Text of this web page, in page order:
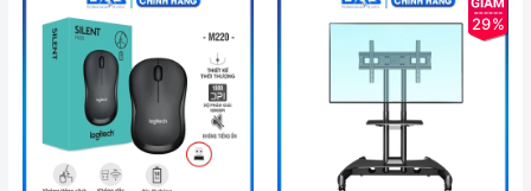
Thay vì tìm kiếm vào từng ứng dụng để ra được video theo
đúng mục đích sử dụng, dòng chuột bay Kiwi V6 tích hợp
sẵn nút nhấn tìm kiếm bằng giọng nói ngay trên điều khiển.
Chỉ cần nhấn nút và nói chuột bay sẽ tự động thu lại tìm
kiếm ra video mà bạn đang có nhu cầu. Ví dụ như bạn tìm
kiếm video học tập cho trẻ con chỉ cần nói thì sẽ tìm kiếm
ra các video trên ứng dụng để lựa chọn, ngoài ra có thể sử
29%